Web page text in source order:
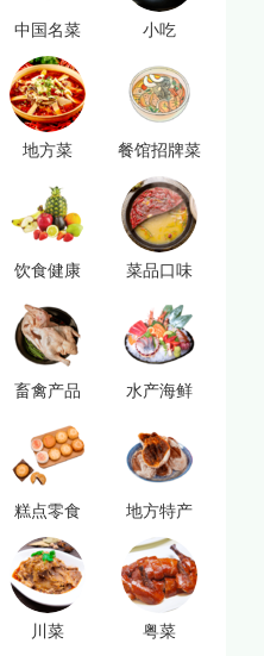
中国名菜 小吃
地方菜 餐馆招牌菜
饮食健康 菜品口味
畜禽产品 水产海鲜
糕点零食 地方特产
川菜 粤菜